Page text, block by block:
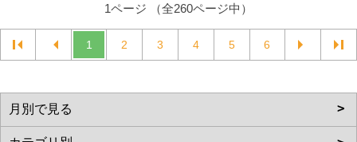
1ページ （全260ページ中）
1 2 3 4 5 6